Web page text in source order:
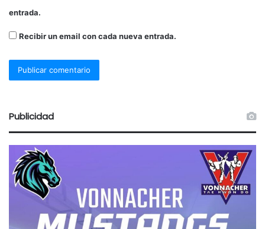
entrada.
Recibir un email con cada nueva entrada.
Publicidad